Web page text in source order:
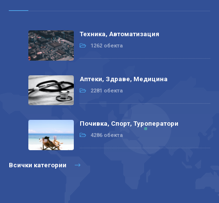
Техника, Автоматизация
1262 обекта
Аптеки, Здраве, Медицина
2281 обекта
Почивка, Спорт, Туроператори
4286 обекта
Всички категории